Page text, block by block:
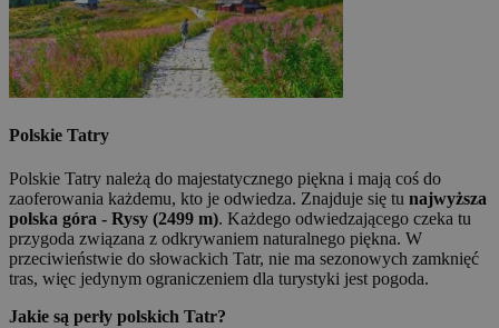
Polskie Tatry
Polskie Tatry należą do majestatycznego piękna i mają coś do
zaoferowania każdemu, kto je odwiedza. Znajduje się tu najwyższa
polska góra - Rysy (2499 m). Każdego odwiedzającego czeka tu
przygoda związana z odkrywaniem naturalnego piękna. W
przeciwieństwie do słowackich Tatr, nie ma sezonowych zamknięć
tras, więc jedynym ograniczeniem dla turystyki jest pogoda.
Jakie są perły polskich Tatr?